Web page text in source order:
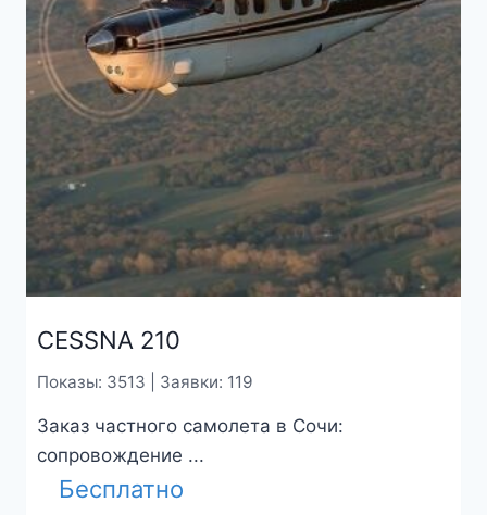
СESSNA 210
Показы: 3513 | Заявки: 119
Заказ частного самолета в Сочи:
сопровождение ...
Бесплатно